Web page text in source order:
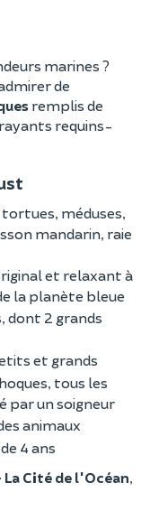
marines ?
de
remplis de
requins-
tortues, méduses,
mandarin, raie
et relaxant à
la planète bleue
dont 2 grands
et grands
tous les
par un soigneur
animaux
4 ans
Cité de l'Océan,